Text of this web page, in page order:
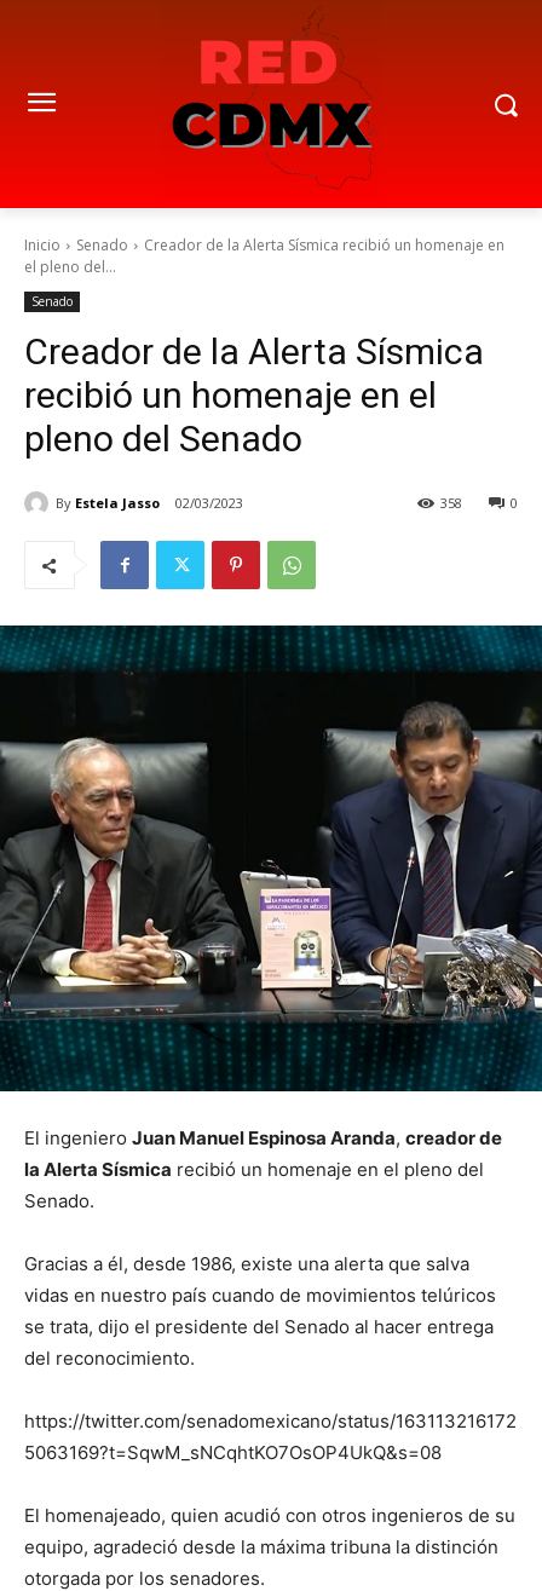
Inicio Senado
Creador de la Alerta Sísmica recibió un homenaje en
el pleno del...
Senado
Creador de la Alerta Sísmica
recibió un homenaje en el
pleno del Senado
By Estela Jasso 02/03/2023 0
358
El ingeniero Juan Manuel Espinosa Aranda, creador de
la Alerta Sísmica recibió un homenaje en el pleno del
Senado.
Gracias a él, desde 1986, existe una alerta que salva
vidas en nuestro país cuando de movimientos telúricos
se trata, dijo el presidente del Senado al hacer entrega
del reconocimiento.
https://twitter.com/senadomexicano/status/163113216172
5063169?t=SqwM_sNCqhtKO7OsOP4UkQ&s=08
El homenajeado, quien acudió con otros ingenieros de su
equipo, agradeció desde la máxima tribuna la distinción
otorgada por los senadores.